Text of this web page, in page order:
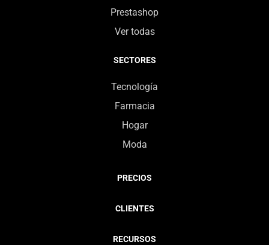
Prestashop
Ver todas
SECTORES
Tecnología
Farmacia
Hogar
Moda
PRECIOS
CLIENTES
RECURSOS